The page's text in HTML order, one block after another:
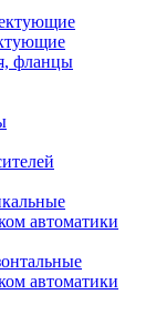
фланцы
автоматики
автоматики